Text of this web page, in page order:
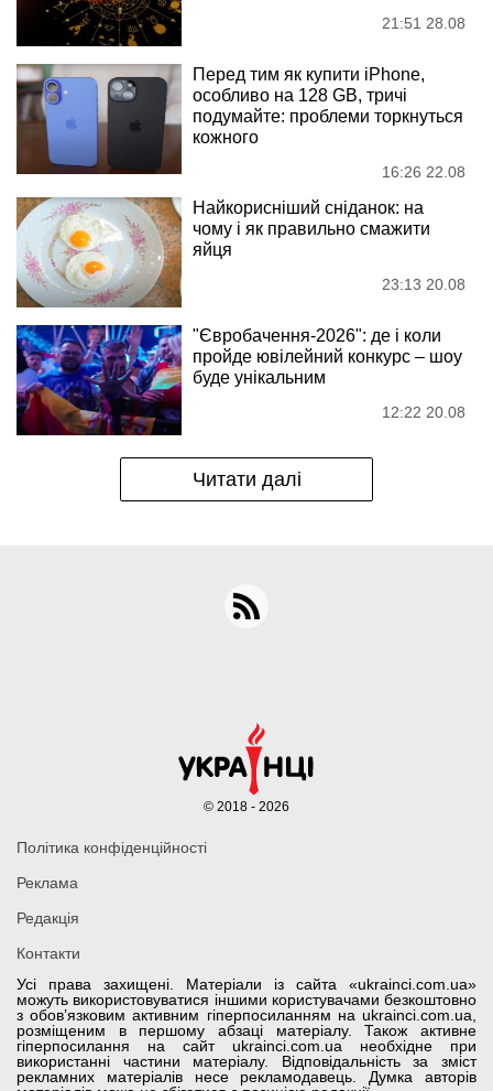
21:51 28.08
Перед тим як купити iPhone,
особливо на 128 GB, тричі
подумайте: проблеми торкнуться
кожного
16:26 22.08
Найкорисніший сніданок: на
чому і як правильно смажити
яйця
23:13 20.08
"Євробачення-2026": де і коли
пройде ювілейний конкурс – шоу
буде унікальним
12:22 20.08
Читати далі
Усі права захищені. Матеріали із сайта «ukrainci.com.ua»
можуть використовуватися іншими користувачами безкоштовно
з обов’язковим активним гіперпосиланням на ukrainci.com.ua,
розміщеним в першому абзаці матеріалу. Також активне
гіперпосилання на сайт ukrainci.com.ua необхідне при
використанні частини матеріалу. Відповідальність за зміст
рекламних матеріалів несе рекламодавець. Думка авторів
Політика конфіденційності
Реклама
Редакція
Контакти
© 2018 - 2026